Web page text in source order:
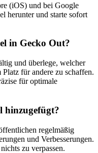
(iOS) und bei Google
herunter und starte sofort
in Gecko Out?
und überlege, welcher
für andere zu schaffen.
für optimale
hinzugefügt?
regelmäßig
und Verbesserungen.
zu verpassen.